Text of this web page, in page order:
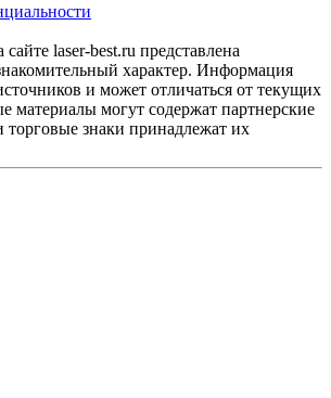
laser-best.ru представлена
характер. Информация
и может отличаться от текущих
материалы могут содержат партнерские
торговые знаки принадлежат их